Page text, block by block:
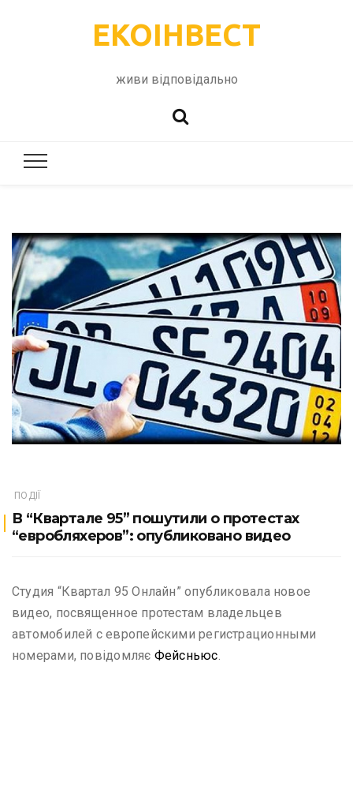
ЕКОІНВЕСТ
живи відповідально
ПОДІЇ
В “Квартале 95” пошутили о протестах
“евробляхеров”: опубликовано видео
Студия “Квартал 95 Онлайн” опубликовала новое
видео, посвященное протестам владельцев
автомобилей с европейскими регистрационными
номерами, повідомляє Фейсньюс.